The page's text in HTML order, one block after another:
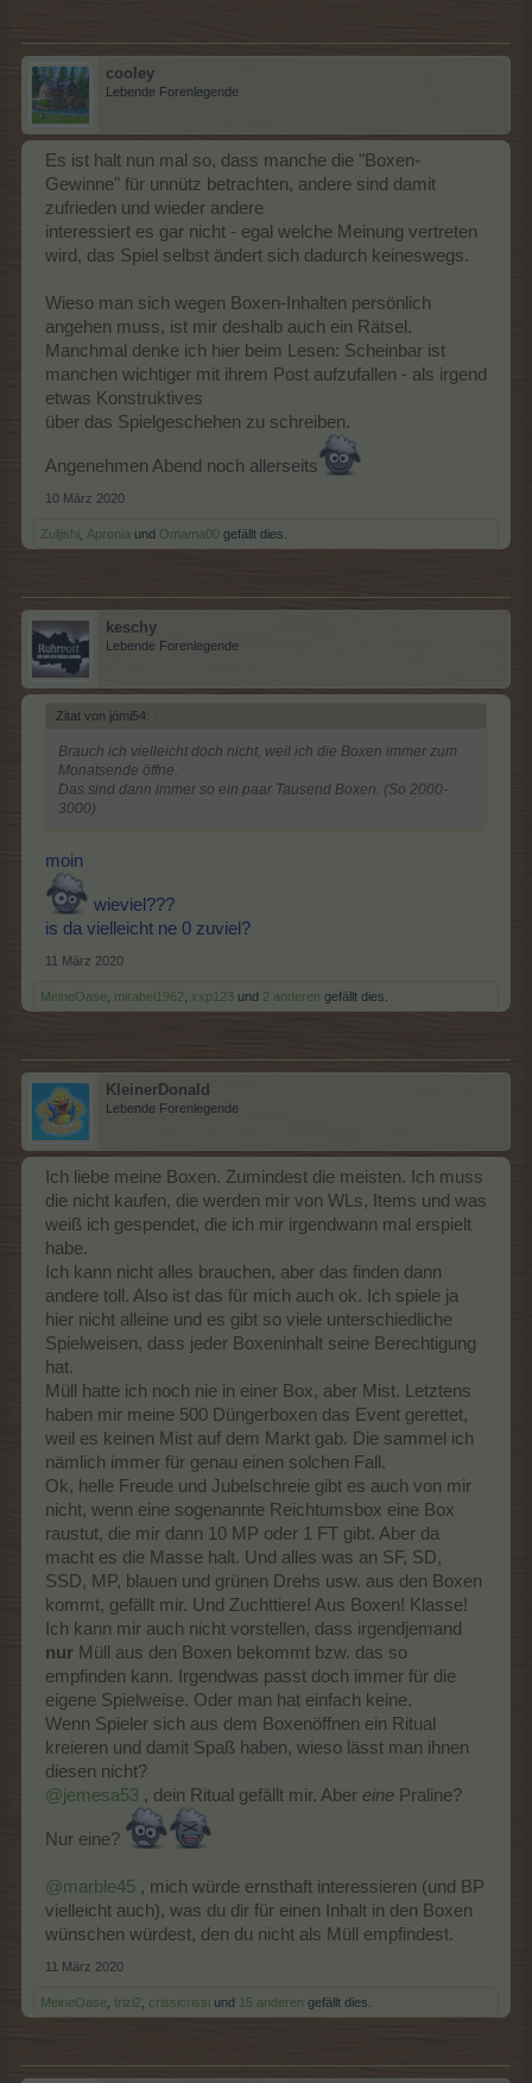
cooley
Lebende Forenlegende
Es ist halt nun mal so, dass manche die "Boxen-
Gewinne" für unnütz betrachten, andere sind damit
zufrieden und wieder andere
interessiert es gar nicht - egal welche Meinung vertreten
wird, das Spiel selbst ändert sich dadurch keineswegs.
Wieso man sich wegen Boxen-Inhalten persönlich
angehen muss, ist mir deshalb auch ein Rätsel.
Manchmal denke ich hier beim Lesen: Scheinbar ist
manchen wichtiger mit ihrem Post aufzufallen - als irgend
etwas Konstruktives
über das Spielgeschehen zu schreiben.
Angenehmen Abend noch allerseits
10 März 2020
Zuljishi Apronia und Omama00 gefällt dies.
keschy
Lebende Forenlegende
Zitat von jömi54: ↑
Brauch ich vielleicht doch nicht, weil ich die Boxen immer zum
Monatsende öffne.
Das sind dann immer so ein paar Tausend Boxen. (So 2000-
3000)
moin
wieviel???
is da vielleicht ne 0 zuviel?
11 März 2020
MeineOase mirabel1962 xxp123 und 2 anderen gefällt dies.
KleinerDonald
Lebende Forenlegende
Ich liebe meine Boxen. Zumindest die meisten. Ich muss
die nicht kaufen, die werden mir von WLs, Items und was
weiß ich gespendet, die ich mir irgendwann mal erspielt
habe.
Ich kann nicht alles brauchen, aber das finden dann
andere toll. Also ist das für mich auch ok. Ich spiele ja
hier nicht alleine und es gibt so viele unterschiedliche
Spielweisen, dass jeder Boxeninhalt seine Berechtigung
hat.
Müll hatte ich noch nie in einer Box, aber Mist. Letztens
haben mir meine 500 Düngerboxen das Event gerettet,
weil es keinen Mist auf dem Markt gab. Die sammel ich
nämlich immer für genau einen solchen Fall.
Ok, helle Freude und Jubelschreie gibt es auch von mir
nicht, wenn eine sogenannte Reichtumsbox eine Box
raustut, die mir dann 10 MP oder 1 FT gibt. Aber da
macht es die Masse halt. Und alles was an SF, SD,
SSD, MP, blauen und grünen Drehs usw. aus den Boxen
kommt, gefällt mir. Und Zuchttiere! Aus Boxen! Klasse!
Ich kann mir auch nicht vorstellen, dass irgendjemand
nur Müll aus den Boxen bekommt bzw. das so
empfinden kann. Irgendwas passt doch immer für die
eigene Spielweise. Oder man hat einfach keine.
Wenn Spieler sich aus dem Boxenöffnen ein Ritual
kreieren und damit Spaß haben, wieso lässt man ihnen
diesen nicht?
@jemesa53 , dein Ritual gefällt mir. Aber eine Praline?
Nur eine?
@marble45 , mich würde ernsthaft interessieren (und BP
vielleicht auch), was du dir für einen Inhalt in den Boxen
wünschen würdest, den du nicht als Müll empfindest.
11 März 2020
MeineOase trizi2 crissicrissi und 15 anderen gefällt dies.